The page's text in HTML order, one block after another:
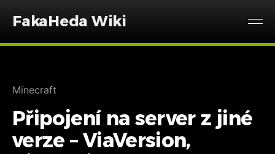
FakaHeda Wiki
Minecraft
Připojení na server z jiné
verze – ViaVersion,